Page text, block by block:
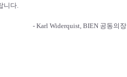
니다.
- Karl Widerquist, BIEN 공동의장